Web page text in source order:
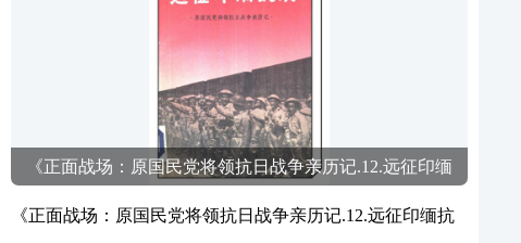
《正面战场：原国民党将领抗日战争亲历记.12.远征印缅
抗战》
《正面战场：原国民党将领抗日战争亲历记.12.远征印缅抗